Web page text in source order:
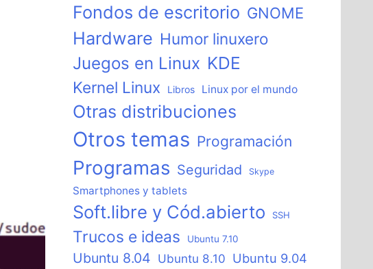
Fondos de escritorio GNOME
Hardware Humor linuxero
Juegos en Linux KDE
Kernel Linux Libros Linux por el mundo
Otras distribuciones
Otros temas Programación
Programas Seguridad Skype
Smartphones y tablets
Soft.libre y Cód.abierto SSH
Trucos e ideas Ubuntu 7.10
Ubuntu 8.04 Ubuntu 8.10 Ubuntu 9.04